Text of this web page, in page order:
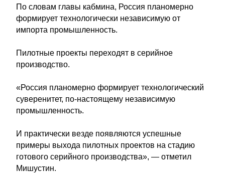
По словам главы кабмина, Россия планомерно
формирует технологически независимую от
импорта промышленность.
Пилотные проекты переходят в серийное
производство.
«Россия планомерно формирует технологический
суверенитет, по-настоящему независимую
промышленность.
И практически везде появляются успешные
примеры выхода пилотных проектов на стадию
готового серийного производства», — отметил
Мишустин.